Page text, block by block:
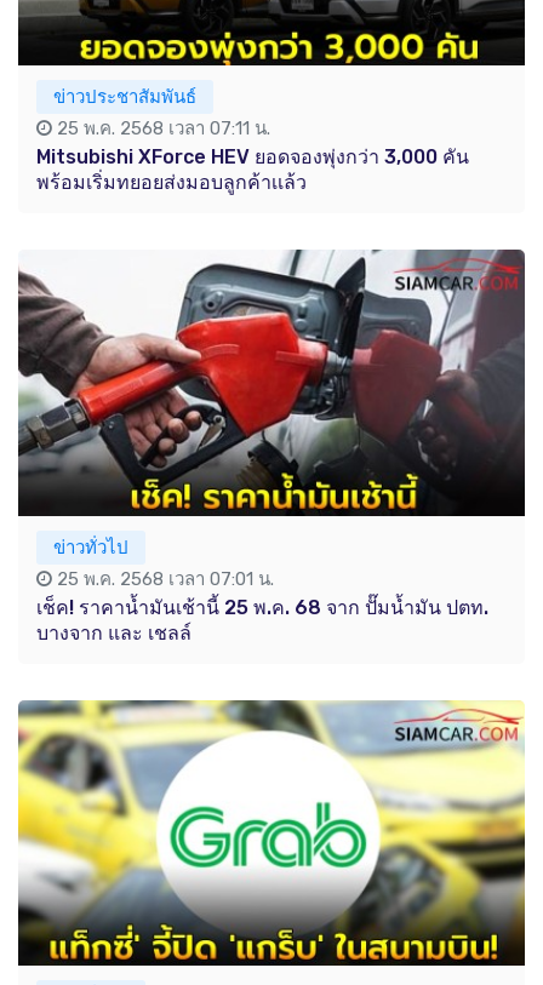
ข่าวประชาสัมพันธ์
25 พ.ค. 2568 เวลา 07:11 น.
Mitsubishi XForce HEV ยอดจองพุ่งกว่า 3,000 คัน
พร้อมเริ่มทยอยส่งมอบลูกค้าเเล้ว
ข่าวทั่วไป
25 พ.ค. 2568 เวลา 07:01 น.
เช็ค! ราคาน้ำมันเช้านี้ 25 พ.ค. 68 จาก ปั๊มน้ำมัน ปตท.
บางจาก และ เชลล์